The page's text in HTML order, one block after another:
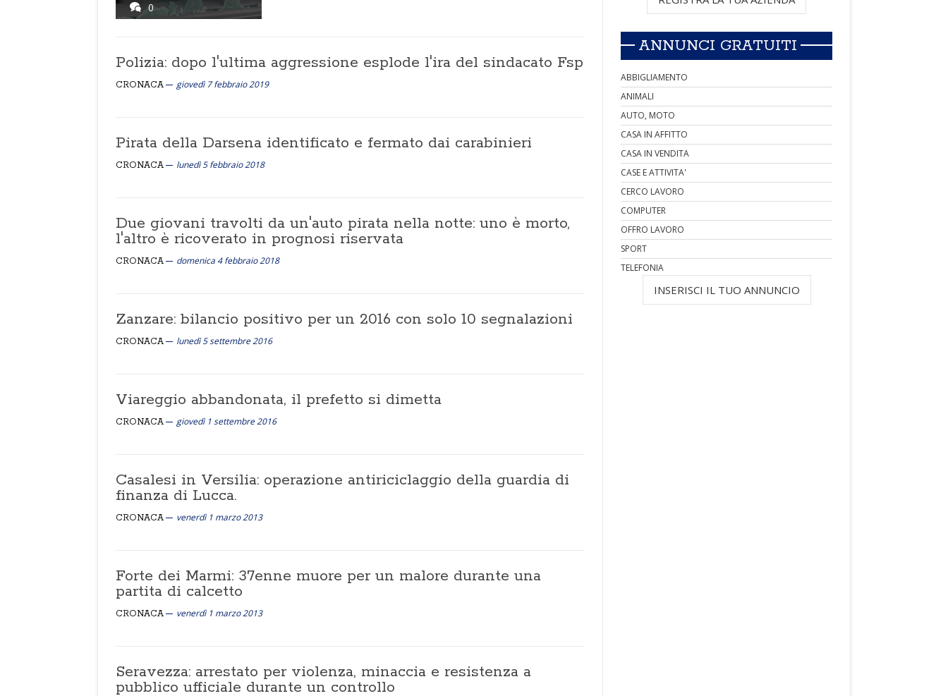
0
Polizia: dopo l'ultima aggressione esplode l'ira del sindacato Fsp
CRONACA giovedì 7 febbraio 2019
Pirata della Darsena identificato e fermato dai carabinieri
CRONACA lunedì 5 febbraio 2018
Due giovani travolti da un'auto pirata nella notte: uno è morto,
l'altro è ricoverato in prognosi riservata
CRONACA domenica 4 febbraio 2018
Zanzare: bilancio positivo per un 2016 con solo 10 segnalazioni
CRONACA lunedì 5 settembre 2016
Viareggio abbandonata, il prefetto si dimetta
CRONACA giovedì 1 settembre 2016
Casalesi in Versilia: operazione antiriciclaggio della guardia di
finanza di Lucca.
CRONACA venerdì 1 marzo 2013
Forte dei Marmi: 37enne muore per un malore durante una
partita di calcetto
CRONACA venerdì 1 marzo 2013
Seravezza: arrestato per violenza, minaccia e resistenza a
pubblico ufficiale durante un controllo
ANNUNCI GRATUITI
ABBIGLIAMENTO
ANIMALI
AUTO, MOTO
CASA IN AFFITTO
CASA IN VENDITA
CASE E ATTIVITA'
CERCO LAVORO
COMPUTER
OFFRO LAVORO
SPORT
TELEFONIA
INSERISCI IL TUO ANNUNCIO